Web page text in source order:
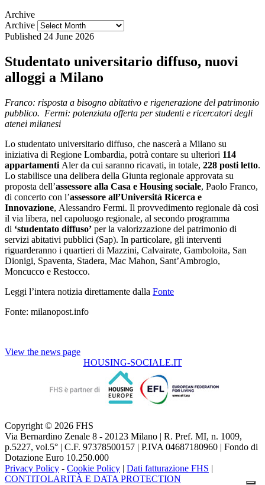
Archive
Archive
Published 24 June 2026
Studentato universitario diffuso, nuovi
alloggi a Milano
Franco: risposta a bisogno abitativo e rigenerazione del patrimonio
pubblico. Fermi: potenziata offerta per studenti e ricercatori degli
atenei milanesi
Lo studentato universitario diffuso, che nascerà a Milano su
iniziativa di Regione Lombardia, potrà contare su ulteriori 114
appartamenti Aler da cui saranno ricavati, in totale, 228 posti letto.
Lo stabilisce una delibera della Giunta regionale approvata su
proposta dell’assessore alla Casa e Housing sociale, Paolo Franco,
di concerto con l’assessore all’Università Ricerca e
Innovazione, Alessandro Fermi. Il provvedimento regionale dà così
il via libera, nel capoluogo regionale, al secondo programma
di ‘studentato diffuso’ per la valorizzazione del patrimonio di
servizi abitativi pubblici (Sap). In particolare, gli interventi
riguarderanno i quartieri di Mazzini, Calvairate, Gamboloita, San
Dionigi, Spaventa, Stadera, Mac Mahon, Sant’Ambrogio,
Moncucco e Restocco.
Leggi l’intera notizia direttamente dalla Fonte
Fonte: milanopost.info
View the news page
HOUSING-SOCIALE.IT
Copyright © 2026 FHS
Via Bernardino Zenale 8 - 20123 Milano | R. Pref. MI, n. 1009,
p.5227, vol.5° | C.F. 97378500157 | P.IVA 04687180960 | Fondo di
Dotazione Euro 10.250.000
Privacy Policy - Cookie Policy | Dati fatturazione FHS |
CONTITOLARITÀ E DATA PROTECTION